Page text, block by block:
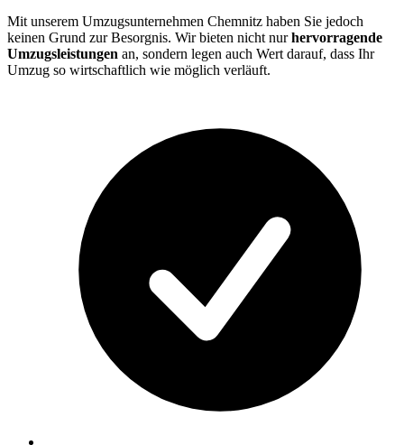
Mit unserem Umzugsunternehmen Chemnitz haben Sie jedoch
keinen Grund zur Besorgnis. Wir bieten nicht nurhervorragende
Umzugsleistungen an, sondern legen auch Wert darauf, dass Ihr
Umzug so wirtschaftlich wie möglich verläuft.